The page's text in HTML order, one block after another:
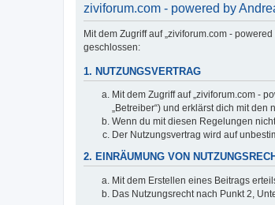
ziviforum.com - powered by
Mit dem Zugriff auf „ziviforum.com -
geschlossen:
1. NUTZUNGSVERTRAG
Mit dem Zugriff auf „ziviforum.com -
„Betreiber“) und erklärst dich mit
Wenn du mit diesen Regelungen
Der Nutzungsvertrag wird auf
2. EINRÄUMUNG VON
Mit dem Erstellen eines Beitrags
Das Nutzungsrecht nach Punkt 2,